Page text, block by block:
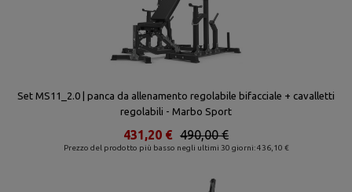
Set MS11_2.0 | panca da allenamento regolabile bifacciale + cavalletti
regolabili - Marbo Sport
Prezzo del prodotto più basso negli ultimi 30 giorni: 436,10 €
490,00 €
431,20 €